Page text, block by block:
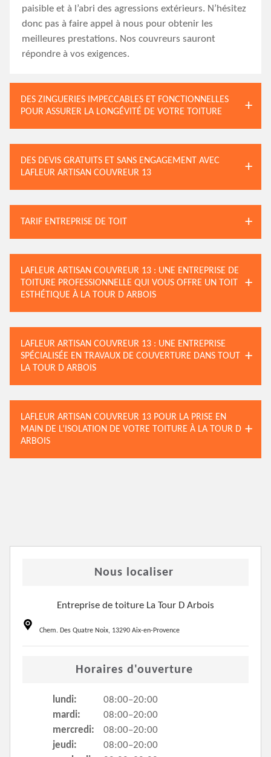
paisible et à l’abri des agressions extérieurs. N’hésitez
donc pas à faire appel à nous pour obtenir les
meilleures prestations. Nos couvreurs sauront
répondre à vos exigences.
DES ZINGUERIES IMPECCABLES ET FONCTIONNELLES
POUR ASSURER LA LONGÉVITÉ DE VOTRE TOITURE
DES DEVIS GRATUITS ET SANS ENGAGEMENT AVEC
LAFLEUR ARTISAN COUVREUR 13
TARIF ENTREPRISE DE TOIT
LAFLEUR ARTISAN COUVREUR 13 : UNE ENTREPRISE DE
TOITURE PROFESSIONNELLE QUI VOUS OFFRE UN TOIT
ESTHÉTIQUE À LA TOUR D ARBOIS
LAFLEUR ARTISAN COUVREUR 13 : UNE ENTREPRISE
SPÉCIALISÉE EN TRAVAUX DE COUVERTURE DANS TOUT
LA TOUR D ARBOIS
LAFLEUR ARTISAN COUVREUR 13 POUR LA PRISE EN
MAIN DE L’ISOLATION DE VOTRE TOITURE À LA TOUR D
ARBOIS
Nous localiser
Entreprise de toiture La Tour D Arbois
Chem. Des Quatre Noix, 13290 Aix-en-Provence
Horaires d'ouverture
lundi:
08:00–20:00
mardi:
08:00–20:00
mercredi:
08:00–20:00
jeudi:
08:00–20:00